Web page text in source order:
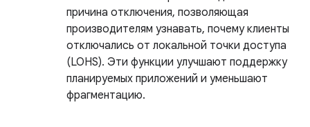
причина отключения, позволяющая
производителям узнавать, почему клиенты
отключались от локальной точки доступа
(LOHS). Эти функции улучшают поддержку
планируемых приложений и уменьшают
фрагментацию.